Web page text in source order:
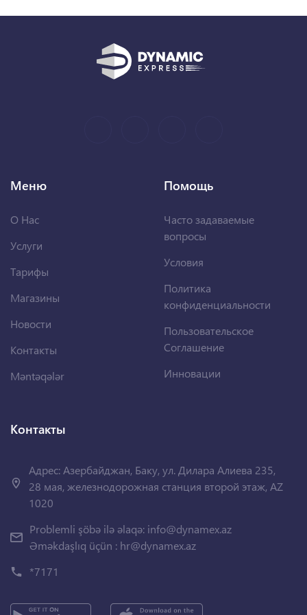
Меню
О Нас
Услуги
Тарифы
Магазины
Новости
Контакты
Məntəqələr
Помощь
Часто задаваемые
вопросы
Условия
Политика
конфиденциальности
Пользовательское
Соглашение
Инновации
Контакты
Адрес: Азербайджан, Баку, ул. Дилара Алиева 235,
28 мая, железнодорожная станция второй этаж, AZ
1020
Problemli şöbə ilə əlaqə: info@dynamex.az
Əməkdaşlıq üçün : hr@dynamex.az
*7171